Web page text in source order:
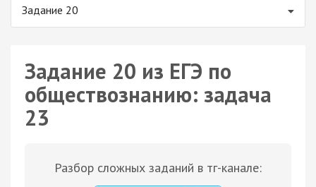
Задание 20
Задание 20 из ЕГЭ по
обществознанию: задача
23
Разбор сложных заданий в тг-канале: